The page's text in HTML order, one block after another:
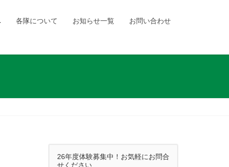
各隊について お知らせ一覧 お問い合わせ
26年度体験募集中！お気軽にお問合
せください